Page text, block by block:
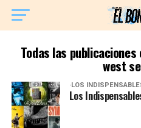
Todas las
west
·LOS
Los